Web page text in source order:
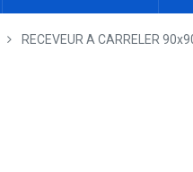
RECEVEUR A CARRELER